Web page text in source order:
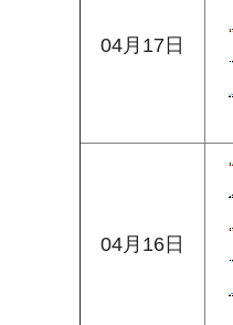
04月17日
04月16日